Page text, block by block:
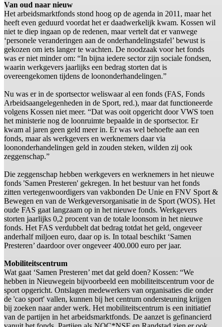
Van oud naar nieuw
Het arbeidsmarktfonds stond hoog op de agenda in 2011, maar het
heeft even geduurd voordat het er daadwerkelijk kwam. Kossen wil
niet te diep ingaan op de redenen, maar vertelt dat er vanwege
‘personele veranderingen aan de onderhandelingstafel’ bewust is
gekozen om iets langer te wachten. De noodzaak voor het fonds
was er niet minder om: “In bijna iedere sector zijn sociale fondsen,
waarin werkgevers jaarlijks een bedrag storten dat is
overeengekomen tijdens de loononderhandelingen.”
Nu was er in de sportsector weliswaar al een fonds (FAS, Fonds
Arbeidsaangelegenheden in de Sport, red.), maar dat functioneerde
volgens Kossen niet meer. “Dat was ooit opgericht door VWS toen
het ministerie nog de loonruimte bepaalde in de sportsector. Er
kwam al jaren geen geld meer in. Er was wel behoefte aan een
fonds, maar als werkgevers en werknemers daar via
loononderhandelingen geld in zouden steken, wilden zij ook
zeggenschap.”
Die zeggenschap hebben werkgevers en werknemers in het nieuwe
fonds 'Samen Presteren' gekregen. In het bestuur van het fonds
zitten vertegenwoordigers van vakbonden De Unie en FNV Sport &
Bewegen en van de Werkgeversorganisatie in de Sport (WOS). Het
oude FAS gaat langzaam op in het nieuwe fonds. Werkgevers
storten jaarlijks 0,2 procent van de totale loonsom in het nieuwe
fonds. Het FAS verdubbelt dat bedrag totdat het geld, ongeveer
anderhalf miljoen euro, daar op is. In totaal beschikt ‘Samen
Presteren’ daardoor over ongeveer 400.000 euro per jaar.
Mobiliteitscentrum
Wat gaat ‘Samen Presteren’ met dat geld doen? Kossen: “We
hebben in Nieuwegein bijvoorbeeld een mobiliteitscentrum voor de
sport opgericht. Ontslagen medewerkers van organisaties die onder
de 'cao sport' vallen, kunnen bij het centrum ondersteuning krijgen
bij zoeken naar ander werk. Het mobiliteitscentrum is een initiatief
van de partijen in het arbeidsmarktfonds. De aanzet is gefinancierd